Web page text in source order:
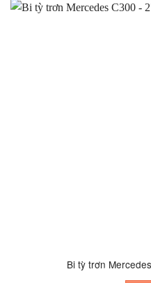
Bi tỳ trơn